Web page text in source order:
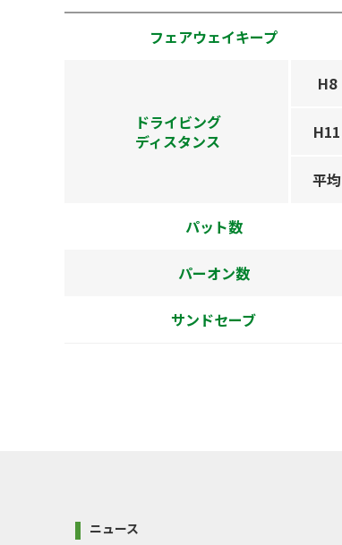
フェアウェイキープ
ドライビング
ディスタンス
H8
H11
平均
パット数
パーオン数
サンドセーブ
ニュース